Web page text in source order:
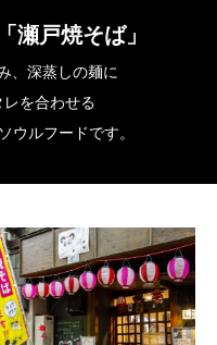
瀬戸焼そば」
、深蒸しの麺に
を合わせる
ウルフードです。